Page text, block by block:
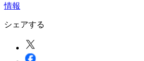
情報
シェアする